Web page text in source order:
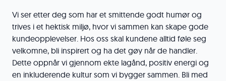
Vi ser etter deg som har et smittende godt humør og
trives i et hektisk miljø, hvor vi sammen kan skape gode
kundeopplevelser. Hos oss skal kundene alltid føle seg
velkomne, bli inspirert og ha det gøy når de handler.
Dette oppnår vi gjennom ekte lagånd, positiv energi og
en inkluderende kultur som vi bygger sammen. Bli med